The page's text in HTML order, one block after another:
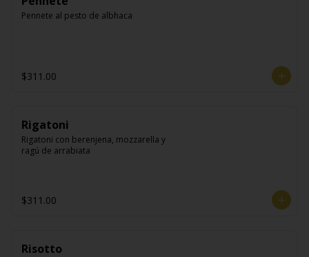
Pennete al pesto de albhaca
$311.00
Rigatoni
Rigatoni con berenjena, mozzarella y
ragú de arrabiata
$311.00
Risotto